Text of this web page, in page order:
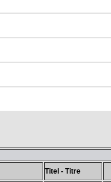
Titel - Titre